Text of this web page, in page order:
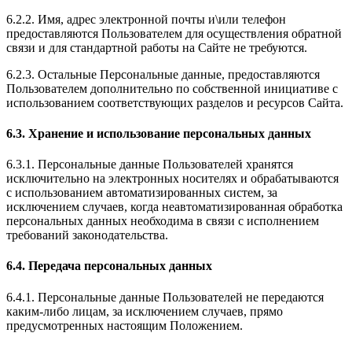
6.2.2. Имя, адрес электронной почты и\или телефон
предоставляются Пользователем для осуществления обратной
связи и для стандартной работы на Сайте не требуются.
6.2.3. Остальные Персональные данные, предоставляются
Пользователем дополнительно по собственной инициативе с
использованием соответствующих разделов и ресурсов Сайта.
6.3. Хранение и использование персональных данных
6.3.1. Персональные данные Пользователей хранятся
исключительно на электронных носителях и обрабатываются
с использованием автоматизированных систем, за
исключением случаев, когда неавтоматизированная обработка
персональных данных необходима в связи с исполнением
требований законодательства.
6.4. Передача персональных данных
6.4.1. Персональные данные Пользователей не передаются
каким-либо лицам, за исключением случаев, прямо
предусмотренных настоящим Положением.